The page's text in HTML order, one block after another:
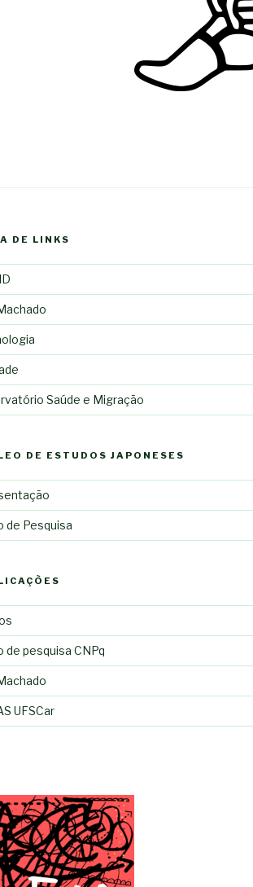
DE LINKS
Saúde e Migração
DE ESTUDOS JAPONESES
de Pesquisa
de pesquisa CNPq
UFSCar